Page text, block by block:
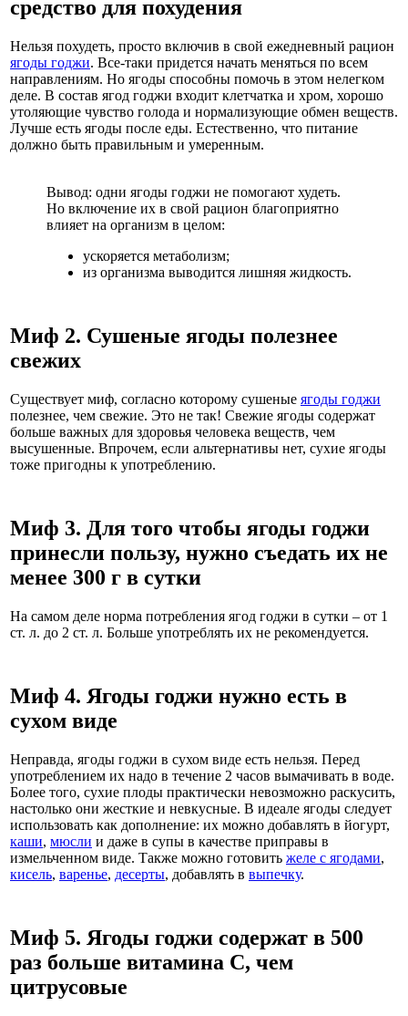
средство для похудения
Нельзя похудеть, просто включив в свой ежедневный рацион
ягоды годжи. Все-таки придется начать меняться по всем
направлениям. Но ягоды способны помочь в этом нелегком
деле. В состав ягод годжи входит клетчатка и хром, хорошо
утоляющие чувство голода и нормализующие обмен веществ.
Лучше есть ягоды после еды. Естественно, что питание
должно быть правильным и умеренным.
Вывод: одни ягоды годжи не помогают худеть.
Но включение их в свой рацион благоприятно
влияет на организм в целом:
ускоряется метаболизм;
из организма выводится лишняя жидкость.
Миф 2. Сушеные ягоды полезнее
свежих
Существует миф, согласно которому сушеные ягоды годжи
полезнее, чем свежие. Это не так! Свежие ягоды содержат
больше важных для здоровья человека веществ, чем
высушенные. Впрочем, если альтернативы нет, сухие ягоды
тоже пригодны к употреблению.
Миф 3. Для того чтобы ягоды годжи
принесли пользу, нужно съедать их не
менее 300 г в сутки
На самом деле норма потребления ягод годжи в сутки – от 1
ст. л. до 2 ст. л. Больше употреблять их не рекомендуется.
Миф 4. Ягоды годжи нужно есть в
сухом виде
Неправда, ягоды годжи в сухом виде есть нельзя. Перед
употреблением их надо в течение 2 часов вымачивать в воде.
Более того, сухие плоды практически невозможно раскусить,
настолько они жесткие и невкусные. В идеале ягоды следует
использовать как дополнение: их можно добавлять в йогурт,
каши, мюсли и даже в супы в качестве приправы в
измельченном виде. Также можно готовить желе с ягодами,
кисель, варенье, десерты, добавлять в выпечку.
Миф 5. Ягоды годжи содержат в 500
раз больше витамина С, чем
цитрусовые